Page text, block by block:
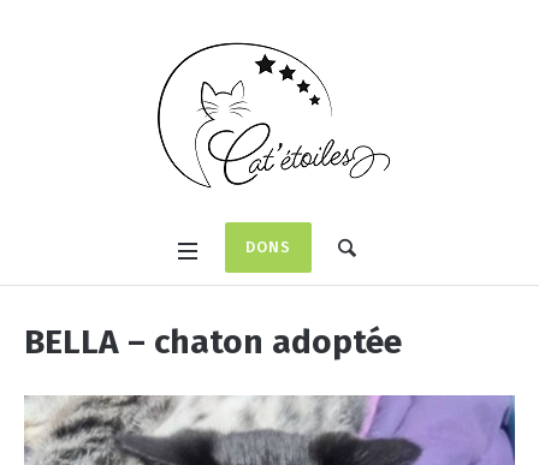
DONS
BELLA – chaton adoptée